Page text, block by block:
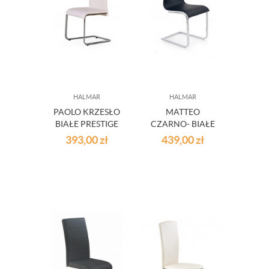
HALMAR
PAOLO KRZESŁO
BIAŁE PRESTIGE
LINE
393,00zł
HALMAR
MATTEO
CZARNO- BIAŁE
KRZESŁO
PRESTIGE LINE
439,00zł